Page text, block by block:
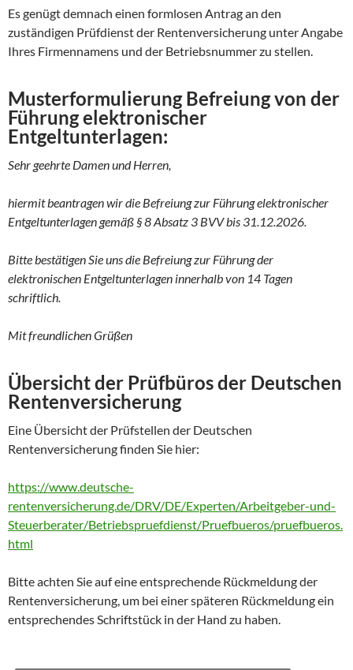
Es genügt demnach einen formlosen Antrag an den
zuständigen Prüfdienst der Rentenversicherung unter Angabe
Ihres Firmennamens und der Betriebsnummer zu stellen.
Musterformulierung Befreiung von der
Führung elektronischer
Entgeltunterlagen:
Sehr geehrte Damen und Herren,
hiermit beantragen wir die Befreiung zur Führung elektronischer
Entgeltunterlagen gemäß § 8 Absatz 3 BVV bis 31.12.2026.
Bitte bestätigen Sie uns die Befreiung zur Führung der
elektronischen Entgeltunterlagen innerhalb von 14 Tagen
schriftlich.
Mit freundlichen Grüßen
Übersicht der Prüfbüros der Deutschen
Rentenversicherung
Eine Übersicht der Prüfstellen der Deutschen
Rentenversicherung finden Sie hier:
https://www.deutsche-
rentenversicherung.de/DRV/DE/Experten/Arbeitgeber-und-
Steuerberater/Betriebspruefdienst/Pruefbueros/pruefbueros.
html
Bitte achten Sie auf eine entsprechende Rückmeldung der
Rentenversicherung, um bei einer späteren Rückmeldung ein
entsprechendes Schriftstück in der Hand zu haben.